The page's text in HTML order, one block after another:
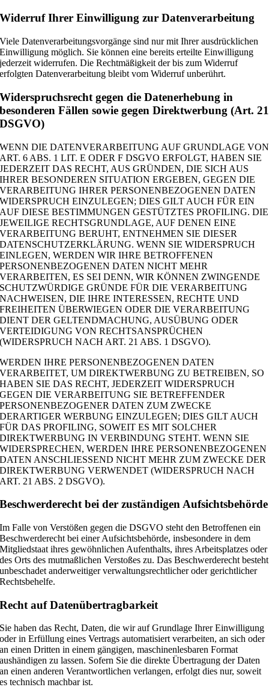
Widerruf Ihrer Einwilligung zur Datenverarbeitung
Viele Datenverarbeitungsvorgänge sind nur mit Ihrer ausdrücklichen
Einwilligung möglich. Sie können eine bereits erteilte Einwilligung
jederzeit widerrufen. Die Rechtmäßigkeit der bis zum Widerruf
erfolgten Datenverarbeitung bleibt vom Widerruf unberührt.
Widerspruchsrecht gegen die Datenerhebung in
besonderen Fällen sowie gegen Direktwerbung (Art. 21
DSGVO)
WENN DIE DATENVERARBEITUNG AUF GRUNDLAGE VON
ART. 6 ABS. 1 LIT. E ODER F DSGVO ERFOLGT, HABEN SIE
JEDERZEIT DAS RECHT, AUS GRÜNDEN, DIE SICH AUS
IHRER BESONDEREN SITUATION ERGEBEN, GEGEN DIE
VERARBEITUNG IHRER PERSONENBEZOGENEN DATEN
WIDERSPRUCH EINZULEGEN; DIES GILT AUCH FÜR EIN
AUF DIESE BESTIMMUNGEN GESTÜTZTES PROFILING. DIE
JEWEILIGE RECHTSGRUNDLAGE, AUF DENEN EINE
VERARBEITUNG BERUHT, ENTNEHMEN SIE DIESER
DATENSCHUTZERKLÄRUNG. WENN SIE WIDERSPRUCH
EINLEGEN, WERDEN WIR IHRE BETROFFENEN
PERSONENBEZOGENEN DATEN NICHT MEHR
VERARBEITEN, ES SEI DENN, WIR KÖNNEN ZWINGENDE
SCHUTZWÜRDIGE GRÜNDE FÜR DIE VERARBEITUNG
NACHWEISEN, DIE IHRE INTERESSEN, RECHTE UND
FREIHEITEN ÜBERWIEGEN ODER DIE VERARBEITUNG
DIENT DER GELTENDMACHUNG, AUSÜBUNG ODER
VERTEIDIGUNG VON RECHTSANSPRÜCHEN
(WIDERSPRUCH NACH ART. 21 ABS. 1 DSGVO).
WERDEN IHRE PERSONENBEZOGENEN DATEN
VERARBEITET, UM DIREKTWERBUNG ZU BETREIBEN, SO
HABEN SIE DAS RECHT, JEDERZEIT WIDERSPRUCH
GEGEN DIE VERARBEITUNG SIE BETREFFENDER
PERSONENBEZOGENER DATEN ZUM ZWECKE
DERARTIGER WERBUNG EINZULEGEN; DIES GILT AUCH
FÜR DAS PROFILING, SOWEIT ES MIT SOLCHER
DIREKTWERBUNG IN VERBINDUNG STEHT. WENN SIE
WIDERSPRECHEN, WERDEN IHRE PERSONENBEZOGENEN
DATEN ANSCHLIESSEND NICHT MEHR ZUM ZWECKE DER
DIREKTWERBUNG VERWENDET (WIDERSPRUCH NACH
ART. 21 ABS. 2 DSGVO).
Beschwerde­recht bei der zuständigen Aufsichts­behörde
Im Falle von Verstößen gegen die DSGVO steht den Betroffenen ein
Beschwerderecht bei einer Aufsichtsbehörde, insbesondere in dem
Mitgliedstaat ihres gewöhnlichen Aufenthalts, ihres Arbeitsplatzes oder
des Orts des mutmaßlichen Verstoßes zu. Das Beschwerderecht besteht
unbeschadet anderweitiger verwaltungsrechtlicher oder gerichtlicher
Rechtsbehelfe.
Recht auf Daten­übertrag­barkeit
Sie haben das Recht, Daten, die wir auf Grundlage Ihrer Einwilligung
oder in Erfüllung eines Vertrags automatisiert verarbeiten, an sich oder
an einen Dritten in einem gängigen, maschinenlesbaren Format
aushändigen zu lassen. Sofern Sie die direkte Übertragung der Daten
an einen anderen Verantwortlichen verlangen, erfolgt dies nur, soweit
es technisch machbar ist.